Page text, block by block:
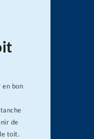
en bon
de
toit.